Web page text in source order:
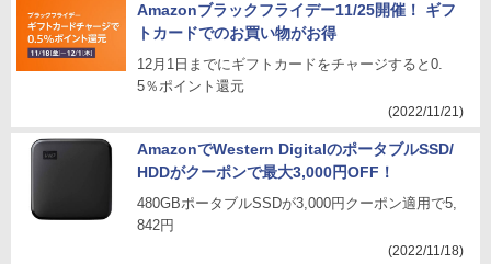
Amazonブラックフライデー11/25開催！ ギフ
トカードでのお買い物がお得
12月1日までにギフトカードをチャージすると0.
5％ポイント還元
(2022/11/21)
AmazonでWestern DigitalのポータブルSSD/
HDDがクーポンで最大3,000円OFF！
480GBポータブルSSDが3,000円クーポン適用で5,
842円
(2022/11/18)